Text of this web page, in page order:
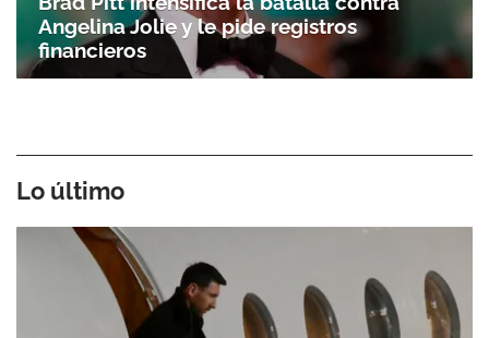
Angelina Jolie y le pide registros
financieros
Lo último